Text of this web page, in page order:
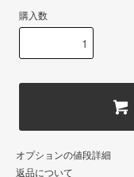
購入数
オプションの値段詳細
返品について